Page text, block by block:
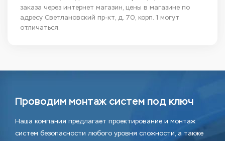
заказа через интернет магазин, цены в магазине по
адресу Светлановский пр-кт, д. 70, корп. 1 могут
отличаться.
Проводим монтаж систем под ключ
Наша компания предлагает проектирование и монтаж
систем безопасности любого уровня сложности, а также